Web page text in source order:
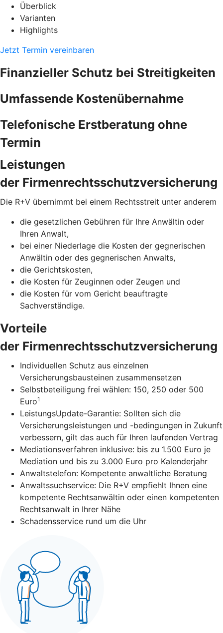
Überblick
Varianten
Highlights
Jetzt Termin vereinbaren
Finanzieller Schutz bei Streitigkeiten
Umfassende Kostenübernahme
Telefonische Erstberatung ohne
Termin
Leistungen
der Firmenrechtsschutzversicherung
Die R+V übernimmt bei einem Rechtsstreit unter anderem
die gesetzlichen Gebühren für Ihre Anwältin oder
Ihren Anwalt,
bei einer Niederlage die Kosten der gegnerischen
Anwältin oder des gegnerischen Anwalts,
die Gerichtskosten,
die Kosten für Zeuginnen oder Zeugen und
die Kosten für vom Gericht beauftragte
Sachverständige.
Vorteile
der Firmenrechtsschutzversicherung
Individuellen Schutz aus einzelnen
Versicherungsbausteinen zusammensetzen
Selbstbeteiligung frei wählen: 150, 250 oder 500
Euro1
LeistungsUpdate-Garantie: Sollten sich die
Versicherungsleistungen und -bedingungen in Zukunft
verbessern, gilt das auch für Ihren laufenden Vertrag
Mediationsverfahren inklusive: bis zu 1.500 Euro je
Mediation und bis zu 3.000 Euro pro Kalenderjahr
Anwaltstelefon: Kompetente anwaltliche Beratung
Anwaltssuchservice: Die R+V empfiehlt Ihnen eine
kompetente Rechtsanwältin oder einen kompetenten
Rechtsanwalt in Ihrer Nähe
Schadensservice rund um die Uhr